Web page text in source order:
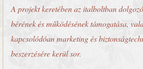
A projekt keretében az italboltban
bérének és működésének támogatása,
kapcsolódóan marketing és
beszerzésére kerül sor.